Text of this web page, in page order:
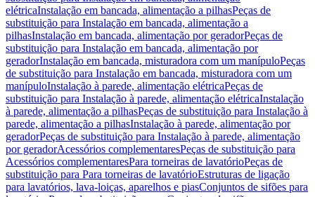
elétricaInstalação em bancada, alimentação a pilhasPeças de
substituição para Instalação em bancada, alimentação a
pilhasInstalação em bancada, alimentação por geradorPeças de
substituição para Instalação em bancada, alimentação por
geradorInstalação em bancada, misturadora com um manípuloPeças
de substituição para Instalação em bancada, misturadora com um
manípuloInstalação à parede, alimentação elétricaPeças de
substituição para Instalação à parede, alimentação elétricaInstalação
à parede, alimentação a pilhasPeças de substituição para Instalação à
parede, alimentação a pilhasInstalação à parede, alimentação por
geradorPeças de substituição para Instalação à parede, alimentação
por geradorAcessórios complementaresPeças de substituição para
Acessórios complementaresPara torneiras de lavatórioPeças de
substituição para Para torneiras de lavatórioEstruturas de ligação
para lavatórios, lava-loiças, aparelhos e piasConjuntos de sifões para